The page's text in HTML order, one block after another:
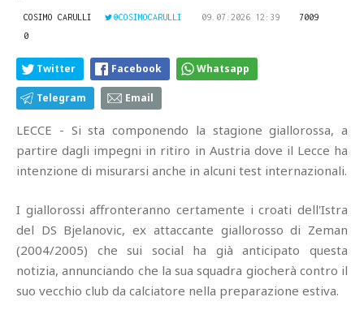
COSIMO CARULLI @COSIMOCARULLI 09.07.2026 12:39
7009
0
Twitter Facebook Whatsapp
Telegram Email
LECCE - Si sta componendo la stagione giallorossa, a
partire dagli impegni in ritiro in Austria dove il Lecce ha
intenzione di misurarsi anche in alcuni test internazionali.
I giallorossi affronteranno certamente i croati dell'Istra
del DS Bjelanovic, ex attaccante giallorosso di Zeman
(2004/2005) che sui social ha già anticipato questa
notizia, annunciando che la sua squadra giocherà contro il
suo vecchio club da calciatore nella preparazione estiva.